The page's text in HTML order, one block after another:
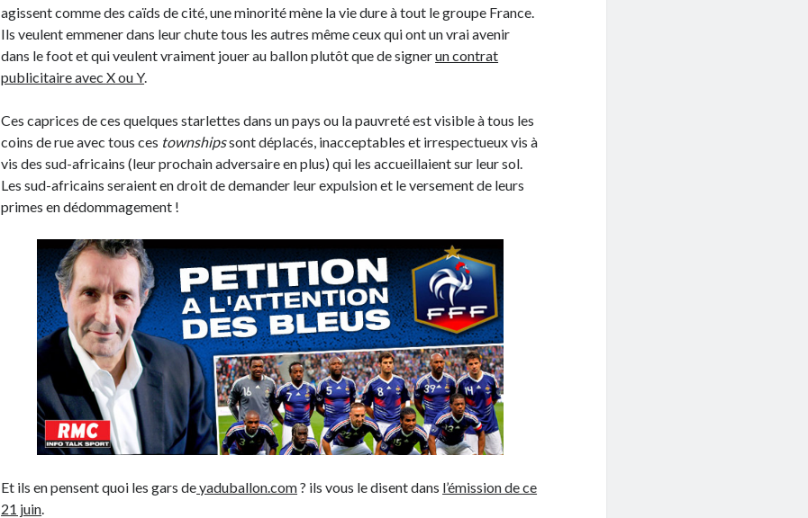
agissent comme des caïds de cité, une minorité mène la vie dure à tout le groupe France.
Ils veulent emmener dans leur chute tous les autres même ceux qui ont un vrai avenir
dans le foot et qui veulent vraiment jouer au ballon plutôt que de signerun contrat
publicitaire avec X ou Y.
Ces caprices de ces quelques starlettes dans un pays ou la pauvreté est visible à tous les
coins de rue avec tous ces townshipssont déplacés, inacceptables et irrespectueux vis à
vis des sud-africains (leur prochain adversaire en plus) qui les accueillaient sur leur sol.
Les sud-africains seraient en droit de demander leur expulsion et le versement de leurs
primes en dédommagement !
Et ils en pensent quoi les gars deyaduballon.com? ils vous le disent dans l’émission de ce
21 juin.